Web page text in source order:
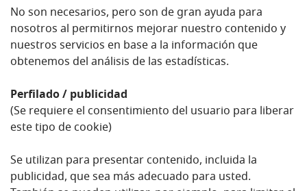
No son necesarios, pero son de gran ayuda para
nosotros al permitirnos mejorar nuestro contenido y
nuestros servicios en base a la información que
obtenemos del análisis de las estadísticas.
Perfilado / publicidad
(Se requiere el consentimiento del usuario para liberar
este tipo de cookie)
Se utilizan para presentar contenido, incluida la
publicidad, que sea más adecuado para usted.